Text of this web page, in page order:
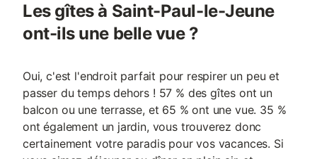
Les gîtes à Saint-Paul-le-Jeune
ont-ils une belle vue ?
Oui, c'est l'endroit parfait pour respirer un peu et
passer du temps dehors ! 57 % des gîtes ont un
balcon ou une terrasse, et 65 % ont une vue. 35 %
ont également un jardin, vous trouverez donc
certainement votre paradis pour vos vacances. Si